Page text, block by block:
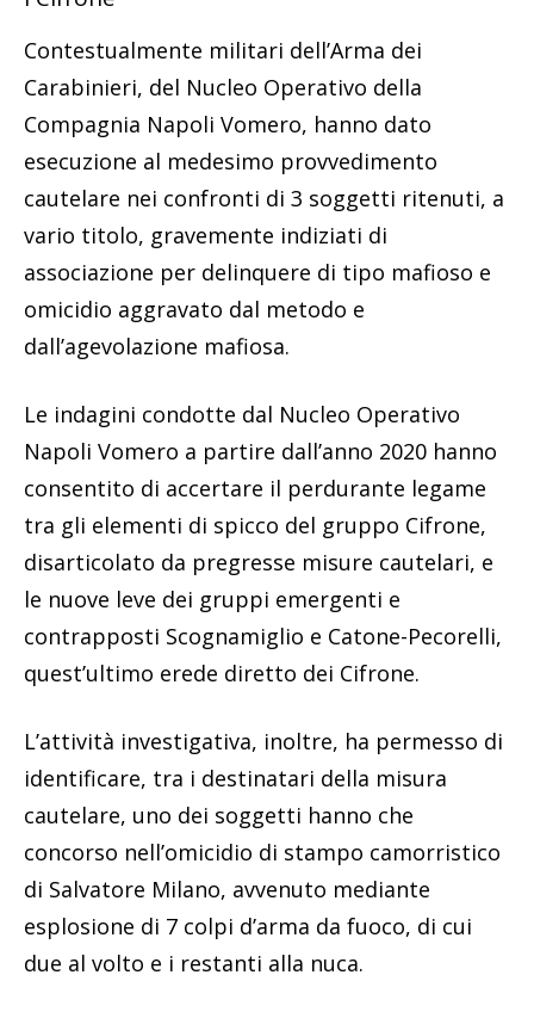
Contestualmente militari dell’Arma dei
Carabinieri, del Nucleo Operativo della
Compagnia Napoli Vomero, hanno dato
esecuzione al medesimo provvedimento
cautelare nei confronti di 3 soggetti ritenuti, a
vario titolo, gravemente indiziati di
associazione per delinquere di tipo mafioso e
omicidio aggravato dal metodo e
dall’agevolazione mafiosa.
Le indagini condotte dal Nucleo Operativo
Napoli Vomero a partire dall’anno 2020 hanno
consentito di accertare il perdurante legame
tra gli elementi di spicco del gruppo Cifrone,
disarticolato da pregresse misure cautelari, e
le nuove leve dei gruppi emergenti e
contrapposti Scognamiglio e Catone-Pecorelli,
quest’ultimo erede diretto dei Cifrone.
L’attività investigativa, inoltre, ha permesso di
identificare, tra i destinatari della misura
cautelare, uno dei soggetti hanno che
concorso nell’omicidio di stampo camorristico
di Salvatore Milano, avvenuto mediante
esplosione di 7 colpi d’arma da fuoco, di cui
due al volto e i restanti alla nuca.